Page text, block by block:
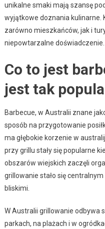
unikalne smaki mają szansę
wyjątkowe doznania kulinarne.
zarówno mieszkańców, jak i
niepowtarzalne doświadczenie.
Co to jest
jest tak
Barbecue, w Australii znane
sposób na przygotowanie
ma głębokie korzenie w
przy grillu stały się popularne
obszarów wiejskich zaczęli
grillowanie stało się
bliskimi.
W Australii grillowanie odbywa
parkach, na plażach i w